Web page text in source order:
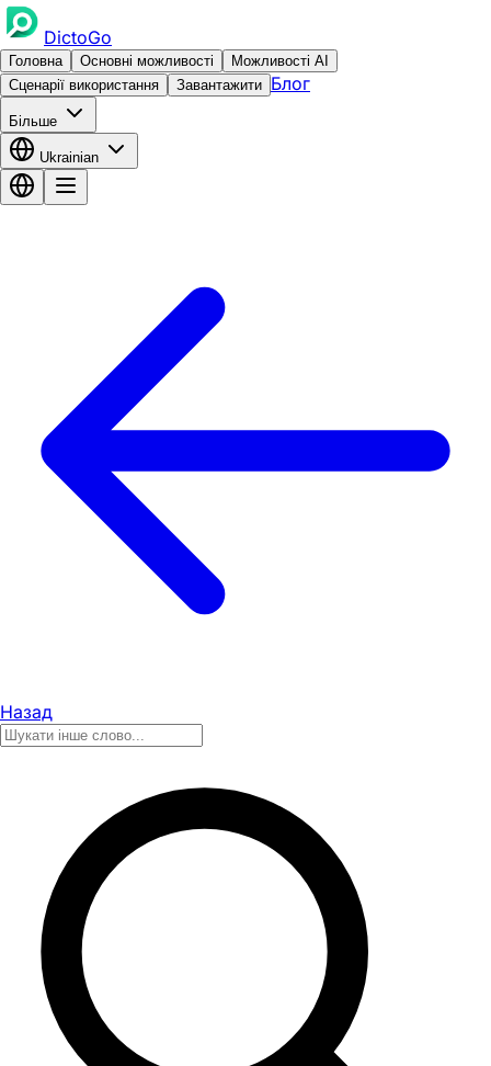
DictoGo
Головна Основні можливості
Можливості AI
Сценарії використання
Завантажити Блог
Більше
Ukrainian
Назад